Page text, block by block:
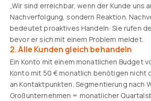
„Wir sind erreichbar, wenn der Kunde uns
Nachverfolgung, sondern Reaktion.
bedeutet proaktives Handeln: Sie rufen
bevor er sich mit einem Problem meldet.
2. Alle Kunden gleich behandeln
Ein Konto mit einem monatlichen Budget
Konto mit 50 € monatlich benötigen nicht
an Kontaktpunkten. Segmentierung nach
Großunternehmen = monatlicher